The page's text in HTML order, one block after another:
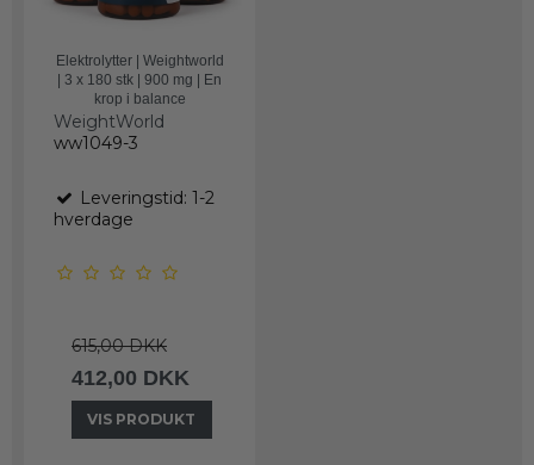
Elektrolytter | Weightworld
| 3 x 180 stk | 900 mg | En
krop i balance
WeightWorld
ww1049-3
Leveringstid: 1-2
hverdage
615,00 DKK
412,00 DKK
VIS PRODUKT